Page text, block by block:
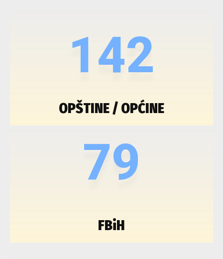
142
OPŠTINE / OPĆINE
79
FBiH